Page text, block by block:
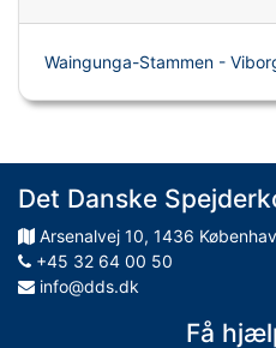
Waingunga-Stammen -
Det Danske
Arsenalvej 10, 1436
+45 32 64 00 50
info@dds.dk
Få